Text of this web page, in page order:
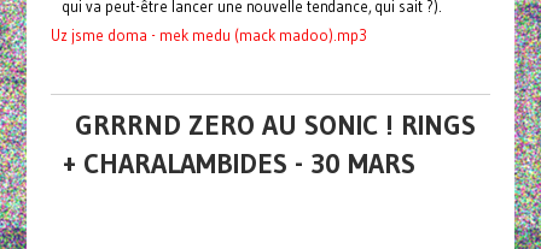
qui va peut-être lancer une nouvelle tendance, qui sait ?).
Uz jsme doma - mek medu (mack madoo).mp3
GRRRND ZERO AU SONIC ! RINGS
+ CHARALAMBIDES - 30 MARS